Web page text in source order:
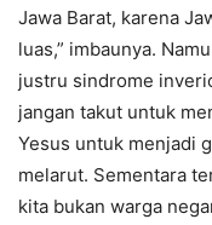
Jawa Barat, karena
luas,” imbaunya.
justru sindrome
jangan takut untuk
Yesus untuk menjadi
melarut. Sementara
kita bukan warga